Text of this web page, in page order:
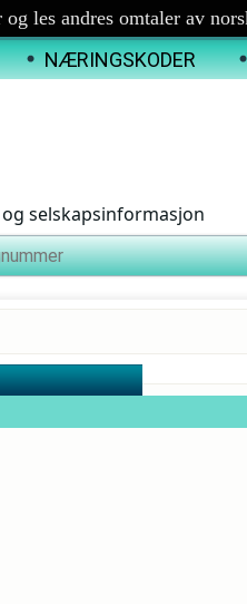
les andres omtaler av
NÆRINGSKODER
selskapsinformasjon